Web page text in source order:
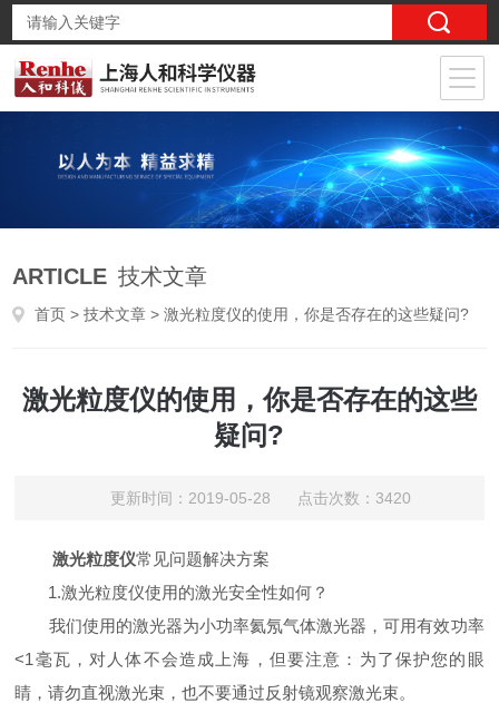
ARTICLE 技术文章
首页 >技术文章 > 激光粒度仪的使用，你是否存在的这些疑问?
激光粒度仪的使用，你是否存在的这些
疑问?
更新时间：2019-05-28 点击次数：3420
激光粒度仪常见问题解决方案
1.激光粒度仪使用的激光安全性如何？
我们使用的激光器为小功率氦氖气体激光器，可用有效功率
<1毫瓦，对人体不会造成上海，但要注意：为了保护您的眼
睛，请勿直视激光束，也不要通过反射镜观察激光束。